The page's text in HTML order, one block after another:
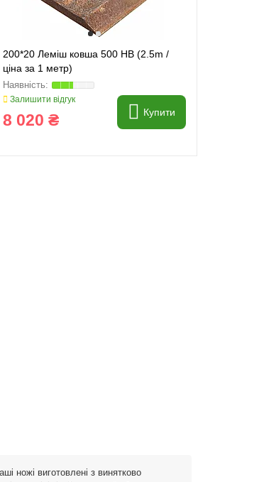
200*20 Леміш ковша 500 HB (2.5m /
ціна за 1 метр)
Залишити відгук
8 020 ₴ Купити
ножі виготовлені з винятково